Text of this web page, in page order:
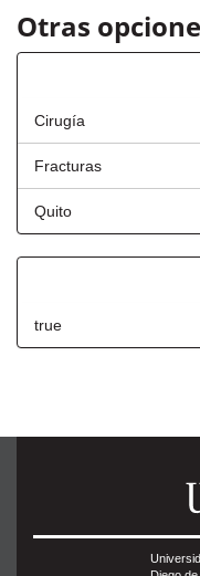
Otras
Cirugía
Fracturas
Quito
true